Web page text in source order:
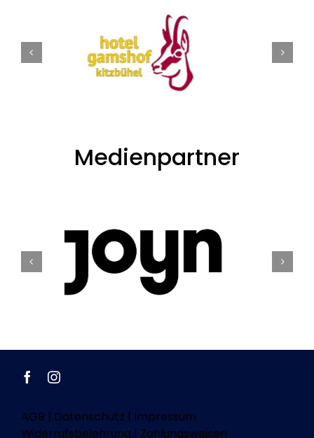
Medienpartner
AGB | Datenschutz | Impressum
Widerrufsbelehrung | Zahlungsweisen